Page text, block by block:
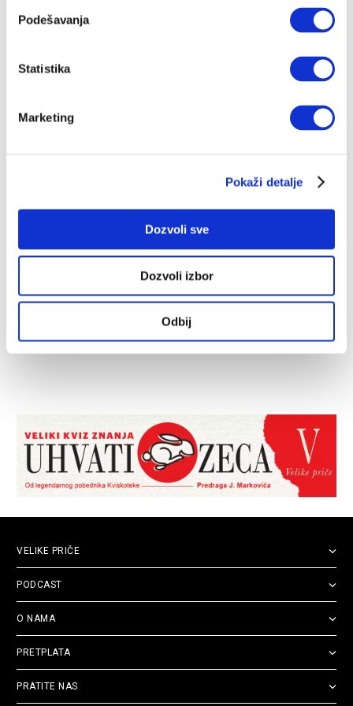
Podešavanja
Statistika
Marketing
Pokaži detalje
Dozvoli sve
Dozvoli izbor
Odbij
Ili Najdžel Faraž ipak više liči na engleskog Radovana
Vlasnik mreže X želi neofašiste na vlasti u Velikoj
VELIKE PRIČE
PODCAST
O NAMA
PRETPLATA
PRATITE NAS